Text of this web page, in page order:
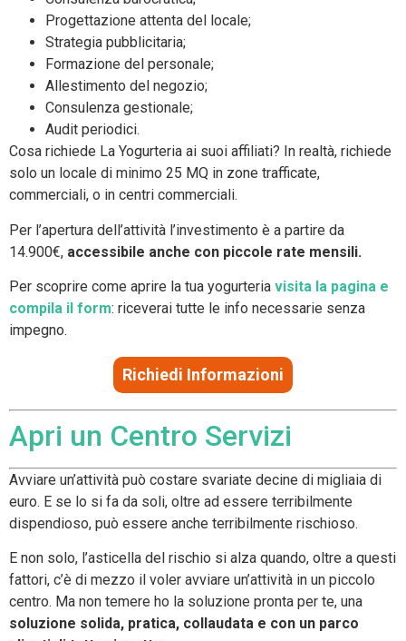
Progettazione attenta del locale;
Strategia pubblicitaria;
Formazione del personale;
Allestimento del negozio;
Consulenza gestionale;
Audit periodici.
Cosa richiede La Yogurteria ai suoi affiliati? In realtà, richiede
solo un locale di minimo 25 MQ in zone trafficate,
commerciali, o in centri commerciali.
Per l’apertura dell’attività l’investimento è a partire da
14.900€, accessibile anche con piccole rate mensili.
Per scoprire come aprire la tua yogurteria visita la pagina e
compila il form: riceverai tutte le info necessarie senza
impegno.
Richiedi Informazioni
Apri un Centro Servizi
Avviare un’attività può costare svariate decine di migliaia di
euro. E se lo si fa da soli, oltre ad essere terribilmente
dispendioso, può essere anche terribilmente rischioso.
E non solo, l’asticella del rischio si alza quando, oltre a questi
fattori, c’è di mezzo il voler avviare un’attività in un piccolo
centro. Ma non temere ho la soluzione pronta per te, una
soluzione solida, pratica, collaudata e con un parco